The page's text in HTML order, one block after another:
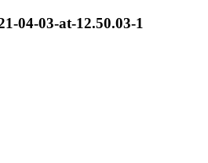
04-03-at-12.50.03-1